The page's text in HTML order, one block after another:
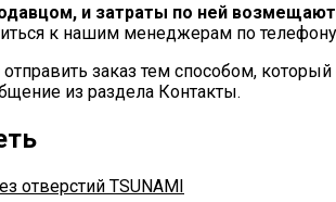
и затраты по ней
к нашим менеджерам по телефону
заказ тем способом,
из раздела Контакты.